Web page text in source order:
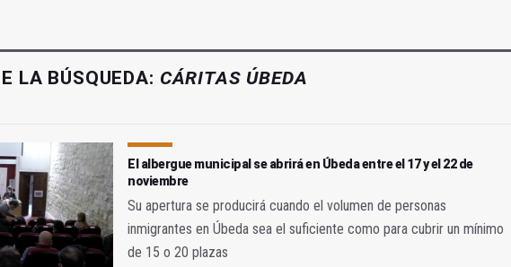
LA BÚSQUEDA: CÁRITAS ÚBEDA
El albergue municipal se abrirá en Úbeda entre el 17 y el 22 de
noviembre
Su apertura se producirá cuando el volumen de personas
inmigrantes en Úbeda sea el suficiente como para cubrir un mínimo
de 15 o 20 plazas